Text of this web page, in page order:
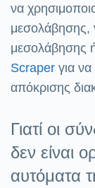
να
μεσολάβησης,
μεσολάβησης
Scraper για
απόκρισης
Γιατί οι
δεν είναι
αυτόματα